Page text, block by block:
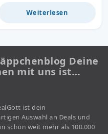
Weiterlesen
Deine
mit uns ist…
ist dein
Auswahl an Deals und
schon weit mehr als 100.000